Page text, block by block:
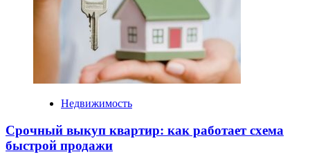
Недвижимость
Срочный выкуп квартир: как работает схема
быстрой продажи